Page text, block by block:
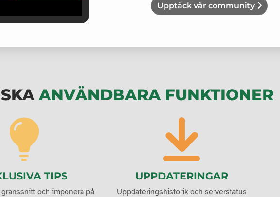
Upptäck vår community
ANVÄNDBARA FUNKTIONER
TIPS
och imponera på
UPPDATERINGAR
Uppdateringshistorik och serverstatus